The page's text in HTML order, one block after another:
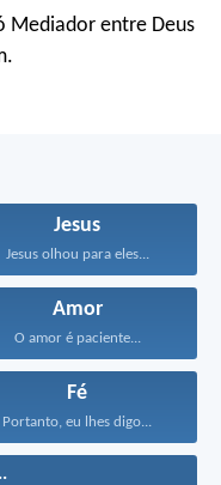
Mediador entre Deus
Jesus
Jesus olhou para eles...
Amor
O amor é paciente...
Fé
Portanto, eu lhes digo...